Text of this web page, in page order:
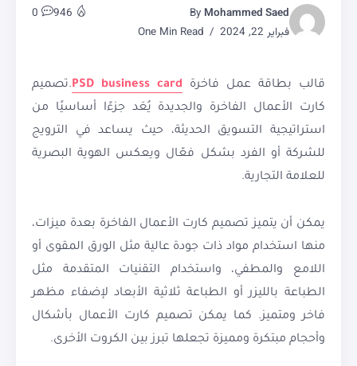
By Mohammed Saed
فبراير 22, 2024
946
0
قالب بطاقة عمل فاخرة PSD business card.تصميم
كارت الأعمال الفاخرة والجديدة يُعَد جزءًا أساسيًا من
استراتيجية التسويق الحديثة، حيث يساعد في الترويج
للشركة أو الفرد بشكل فعّال ويعكس الهوية البصرية
للعلامة التجارية.
يمكن أن يتميز تصميم كارت الأعمال الفاخرة بعدة ميزات،
منها استخدام مواد ذات جودة عالية مثل الورق المقوى أو
اللامع والمطفي، واستخدام التقنيات المتقدمة مثل
الطباعة بالليزر أو الطباعة ثلاثية الأبعاد لإضفاء مظهر
فاخر ومتميز. كما يمكن تصميم كارت الأعمال بأشكال
وأحجام مبتكرة ومميزة تجعلها تبرز بين الكروت الأخرى.